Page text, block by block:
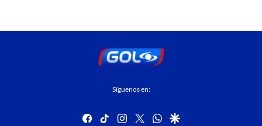
Síguenos en:
facebook
tiktok instagram
twitterwhatsapp
google